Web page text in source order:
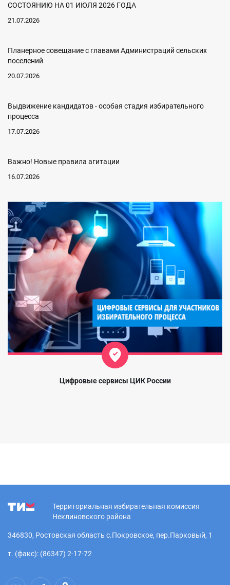
СОСТОЯНИЮ НА 01 ИЮЛЯ 2026 ГОДА
21.07.2026
Планерное совещание с главами Администраций сельских
поселений
20.07.2026
Выдвижение кандидатов - особая стадия избирательного
процесса
17.07.2026
Важно! Новые правила агитации
16.07.2026
Цифровые сервисы ЦИК России
Территориальная избирательная комиссия
Неклиновского района
346830, Ростовская область с.Покровское, пер.Парковый, 1
т. (факс): (86347) 2-17-72